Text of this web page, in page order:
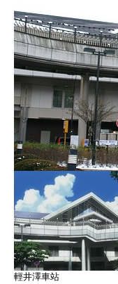
輕井澤車站